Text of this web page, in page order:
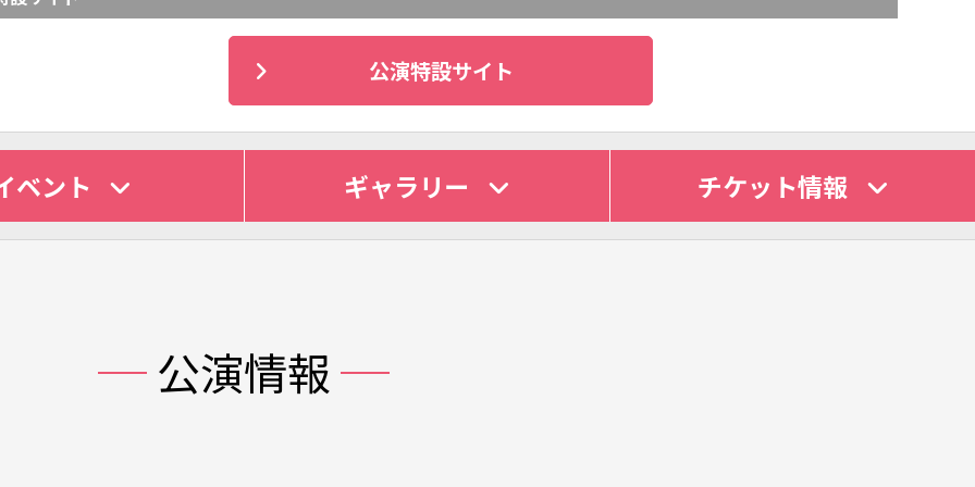
公演特設サイト
ベント ギャラリー チケット情報
公演情報